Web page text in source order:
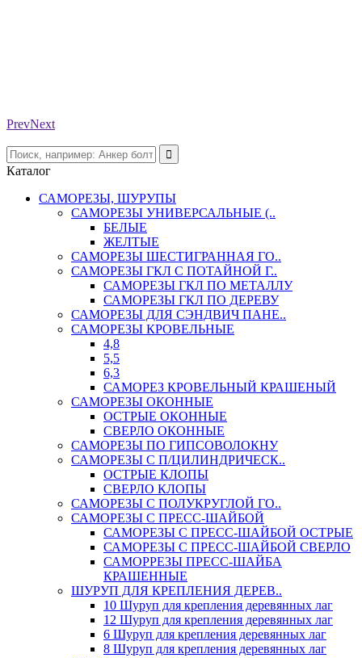
PrevNext
Каталог
САМОРЕЗЫ, ШУРУПЫ
САМОРЕЗЫ УНИВЕРСАЛЬНЫЕ (..
БЕЛЫЕ
ЖЕЛТЫЕ
САМОРЕЗЫ ШЕСТИГРАННАЯ ГО..
САМОРЕЗЫ ГКЛ С ПОТАЙНОЙ Г..
САМОРЕЗЫ ГКЛ ПО МЕТАЛЛУ
САМОРЕЗЫ ГКЛ ПО ДЕРЕВУ
САМОРЕЗЫ ДЛЯ СЭНДВИЧ ПАНЕ..
САМОРЕЗЫ КРОВЕЛЬНЫЕ
4,8
5,5
6,3
САМОРЕЗ КРОВЕЛЬНЫЙ КРАШЕНЫЙ
САМОРЕЗЫ ОКОННЫЕ
ОСТРЫЕ ОКОННЫЕ
СВЕРЛО ОКОННЫЕ
САМОРЕЗЫ ПО ГИПСОВОЛОКНУ
САМОРЕЗЫ С П/ЦИЛИНДРИЧЕСК..
ОСТРЫЕ КЛОПЫ
СВЕРЛО КЛОПЫ
САМОРЕЗЫ С ПОЛУКРУГЛОЙ ГО..
САМОРЕЗЫ С ПРЕСС-ШАЙБОЙ
САМОРЕЗЫ С ПРЕСС-ШАЙБОЙ ОСТРЫЕ
САМОРЕЗЫ С ПРЕСС-ШАЙБОЙ СВЕРЛО
САМОРРЕЗЫ ПРЕСС-ШАЙБА
КРАШЕННЫЕ
ШУРУП ДЛЯ КРЕПЛЕНИЯ ДЕРЕВ..
10 Шуруп для крепления деревянных лаг
12 Шуруп для крепления деревянных лаг
6 Шуруп для крепления деревянных лаг
8 Шуруп для крепления деревянных лаг